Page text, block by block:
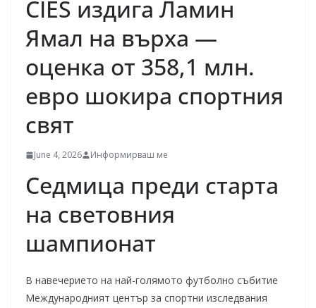
CIES издига Ламин
Ямал на върха —
оценка от 358,1 млн.
евро шокира спортния
свят
June 4, 2026 Информирваш ме
Седмица преди старта
на световния
шампионат
В навечерието на най-голямото футболно събитие
Международният център за спортни изследвания